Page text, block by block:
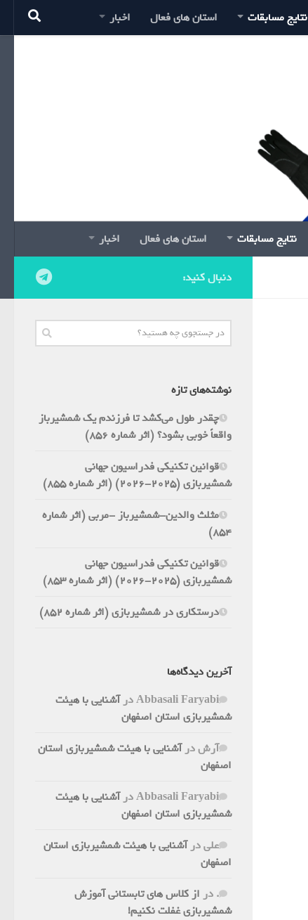
نتایج مسابقات استان های فعال اخبار
نتایج مسابقات استان های فعال اخبار
دنبال کنید:
نوشته‌های تازه
چقدر طول می‌کشد تا فرزندم یک شمشیرباز
واقعاً خوبی بشود؟ (اثر شماره 856)
قوانین تکنیکی فدراسیون جهانی
شمشیربازی (2025-2026) (اثر شماره 855)
مثلث والدین-شمشیرباز -مربی (اثر شماره
854)
قوانین تکنیکی فدراسیون جهانی
شمشیربازی (2025-2026) (اثر شماره 853)
درستکاری در شمشیربازی (اثر شماره 852)
آخرین دیدگاه‌ها
Abbasali Faryabiدرآشنایی با هیئت
شمشیربازی استان اصفهان
آرشدرآشنایی با هیئت شمشیربازی استان
اصفهان
Abbasali Faryabiدرآشنایی با هیئت
شمشیربازی استان اصفهان
علیدرآشنایی با هیئت شمشیربازی استان
اصفهان
. در از کلاس های تابستانی آموزش
شمشیربازی غفلت نکنیم!